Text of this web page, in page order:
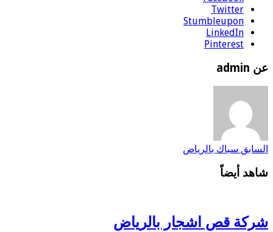
Twitter
Stumbleupon
LinkedIn
Pinterest
عن admin
السابق سباك بالرياض
شاهد أيضاً
شركة قص اشجار بالرياض